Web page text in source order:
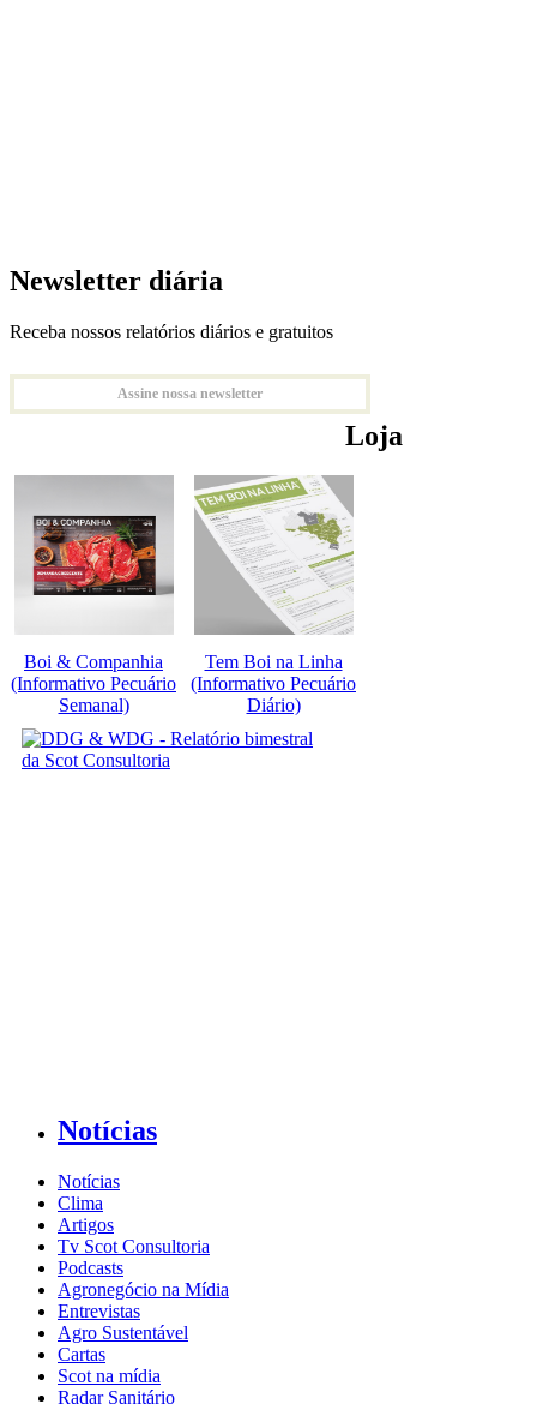
Newsletter diária
Receba nossos relatórios diários e gratuitos
Assine nossa newsletter
Loja
Boi & Companhia
(Informativo Pecuário
Semanal)
Tem Boi na Linha
(Informativo Pecuário
Diário)
Notícias
Notícias
Clima
Artigos
Tv Scot Consultoria
Podcasts
Agronegócio na Mídia
Entrevistas
Agro Sustentável
Cartas
Scot na mídia
Radar Sanitário